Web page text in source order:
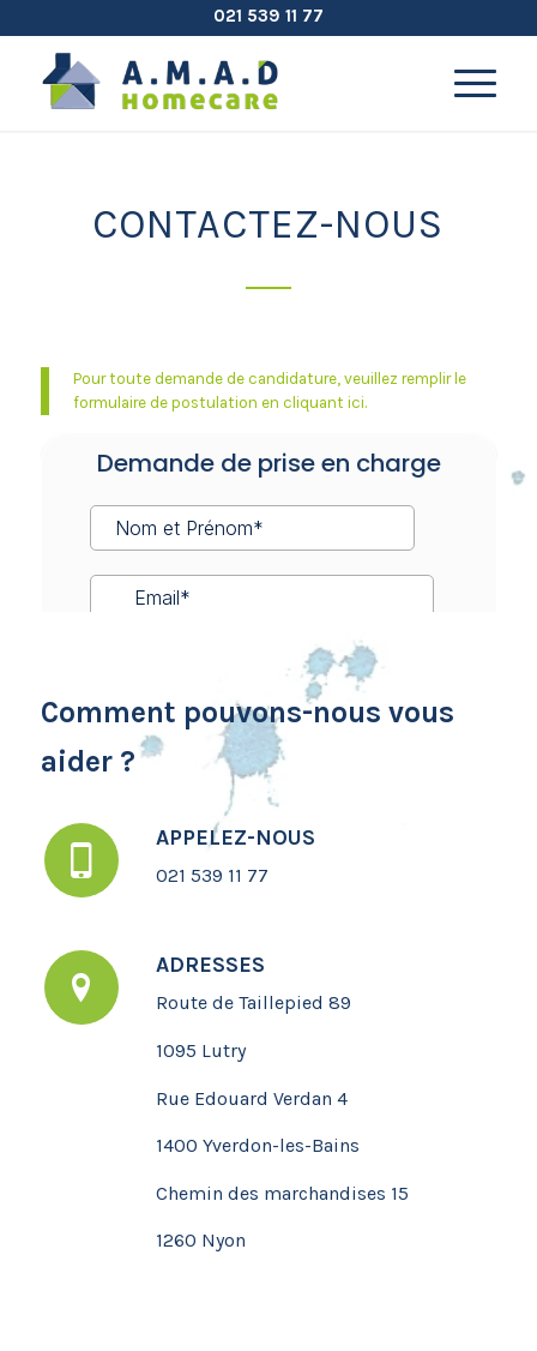
021 539 11 77
CONTACTEZ-NOUS
Pour toute demande de candidature, veuillez remplir le
formulaire de postulation en cliquant ici.
Comment pouvons-nous vous
aider ?
APPELEZ-NOUS
021 539 11 77
ADRESSES
Route de Taillepied 89
1095 Lutry
Rue Edouard Verdan 4
1400 Yverdon-les-Bains
Chemin des marchandises 15
1260 Nyon